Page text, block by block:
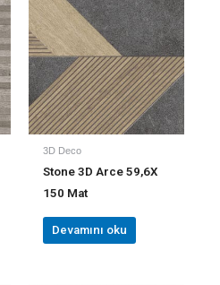
3D Deco
Stone 3D Arce 59,6X
150 Mat
Devamını oku